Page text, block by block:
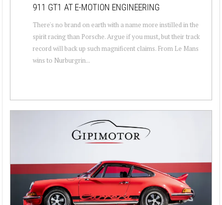
911 GT1 AT E-MOTION ENGINEERING
There's no brand on earth with a name more instilled in the
spirit racing than Porsche. Argue if you must, but their track
record will back up such magnificent claims. From Le Mans
wins to Nurburgrin...